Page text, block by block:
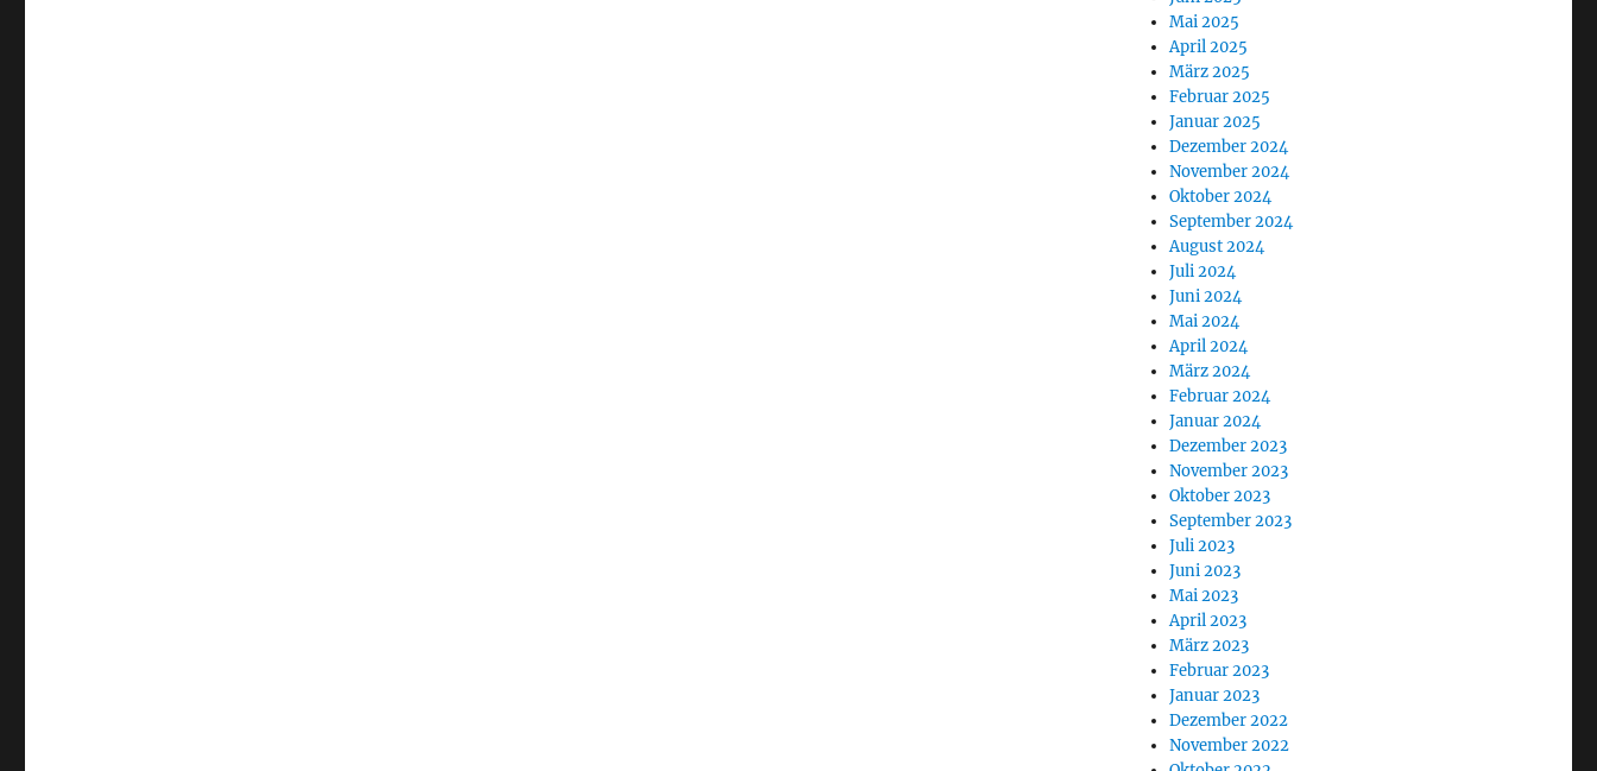
Mai 2025
April 2025
März 2025
Februar 2025
Januar 2025
Dezember 2024
November 2024
Oktober 2024
September 2024
August 2024
Juli 2024
Juni 2024
Mai 2024
April 2024
März 2024
Februar 2024
Januar 2024
Dezember 2023
November 2023
Oktober 2023
September 2023
Juli 2023
Juni 2023
Mai 2023
April 2023
März 2023
Februar 2023
Januar 2023
Dezember 2022
November 2022